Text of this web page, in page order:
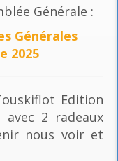
Générale :
Générales
2025
Edition
2 radeaux
nous voir et